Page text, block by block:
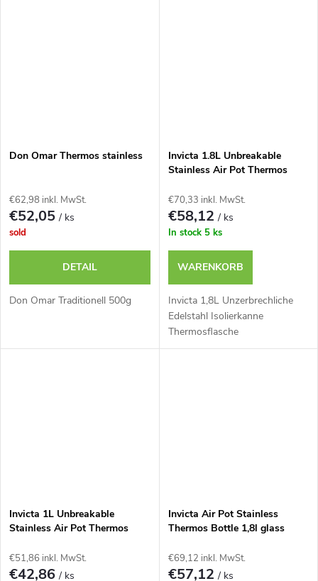
Don Omar Thermos stainless
€62,98 inkl. MwSt.
€52,05/ ks
sold
DETAIL
Don Omar Traditionell 500g
Invicta 1.8L Unbreakable
Stainless Air Pot Thermos
€70,33 inkl. MwSt.
€58,12/ ks
In stock 5 ks
WARENKORB
Invicta 1,8L Unzerbrechliche
Edelstahl Isolierkanne
Thermosflasche
Invicta 1L Unbreakable
Stainless Air Pot Thermos
€51,86 inkl. MwSt.
€42,86/ ks
Invicta Air Pot Stainless
Thermos Bottle 1,8l glass
€69,12 inkl. MwSt.
€57,12/ ks